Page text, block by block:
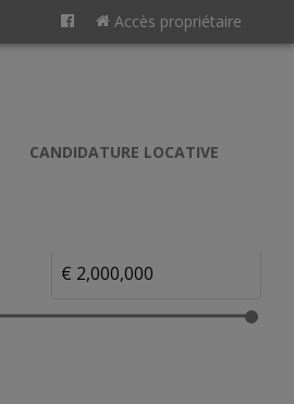
Accès propriétaire
CANDIDATURE LOCATIVE